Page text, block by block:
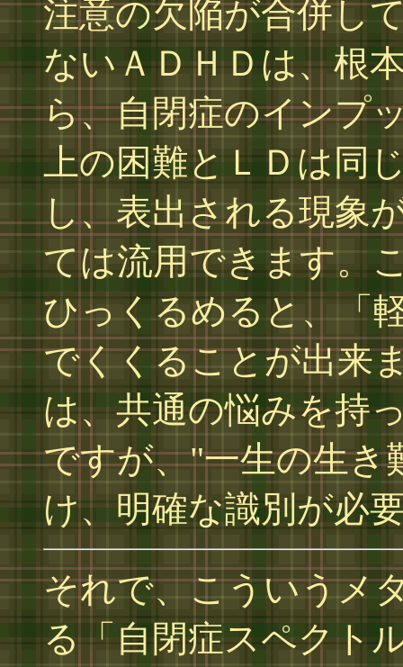
注意の欠陥が合併し
ないＡＤＨＤは、根
ら、自閉症のインプ
上の困難とＬＤは同
し、表出される現象
ては流用できます。
ひっくるめると、「
でくくることが出来
は、共通の悩みを持
ですが、"一生の生き
け、明確な識別が必
それで、こういうメ
る「自閉症スペクト